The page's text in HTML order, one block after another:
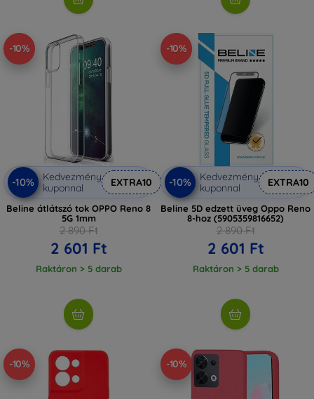
-10%
-10%
Kedvezmény
kuponnal
EXTRA10
Beline átlátszó tok OPPO Reno 8
5G 1mm
2 890 Ft
2 601 Ft
Raktáron > 5 darab
-10%
-10%
Kedvezmény
kuponnal
EXTRA10
Beline 5D edzett üveg Oppo Reno
8-hoz (5905359816652)
2 890 Ft
2 601 Ft
Raktáron > 5 darab
-10% -10%